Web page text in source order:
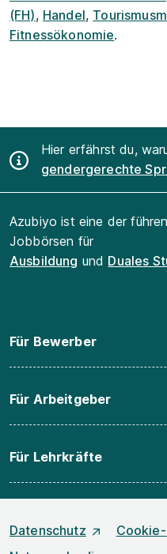
(FH), Handel,
Fitnessökonomie.
Hier erfährst du,
gendergerechte
Azubiyo ist eine der
Jobbörsen für
Ausbildung und Duales
Für Bewerber
Für Arbeitgeber
Für Lehrkräfte
Datenschutz